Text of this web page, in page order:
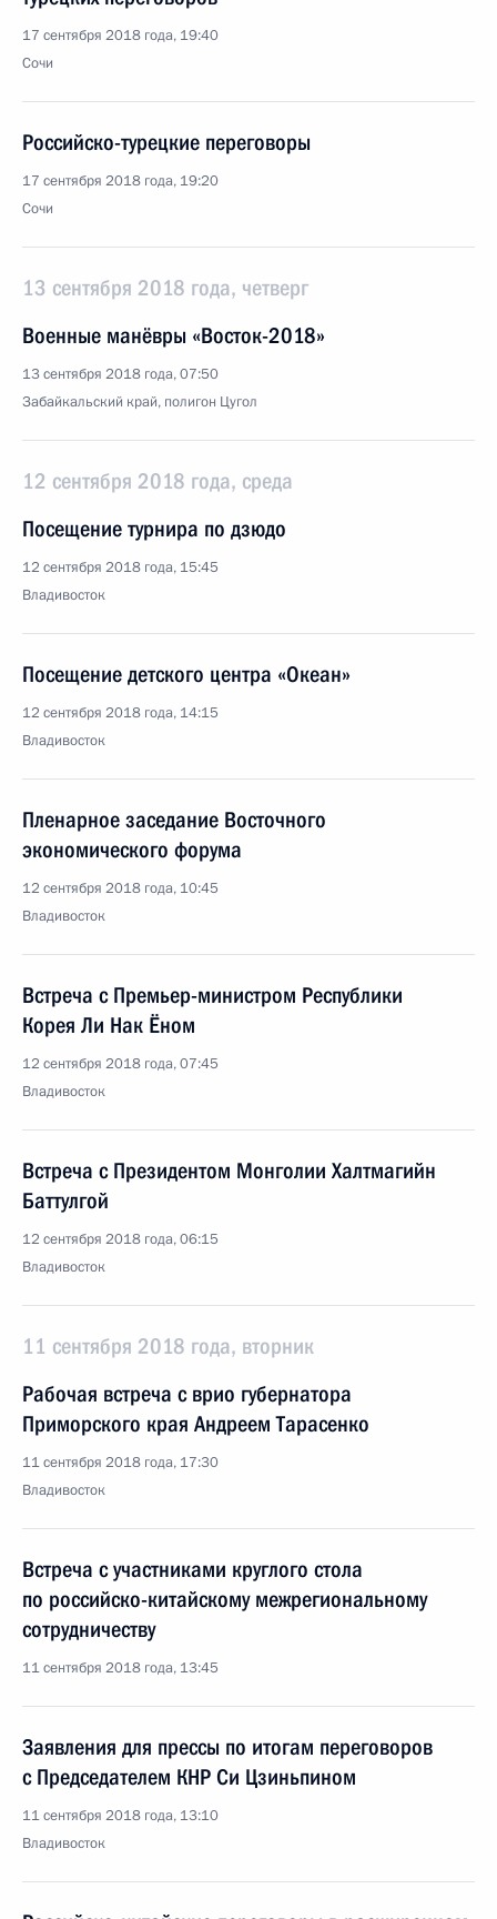
17 сентября 2018 года, 19:40
Сочи
Российско-турецкие переговоры
17 сентября 2018 года, 19:20
Сочи
13 сентября 2018 года, четверг
Военные манёвры «Восток-2018»
13 сентября 2018 года, 07:50
Забайкальский край, полигон Цугол
12 сентября 2018 года, среда
Посещение турнира по дзюдо
12 сентября 2018 года, 15:45
Владивосток
Посещение детского центра «Океан»
12 сентября 2018 года, 14:15
Владивосток
Пленарное заседание Восточного
экономического форума
12 сентября 2018 года, 10:45
Владивосток
Встреча с Премьер-министром Республики
Корея Ли Нак Ёном
12 сентября 2018 года, 07:45
Владивосток
Встреча с Президентом Монголии Халтмагийн
Баттулгой
12 сентября 2018 года, 06:15
Владивосток
11 сентября 2018 года, вторник
Рабочая встреча с врио губернатора
Приморского края Андреем Тарасенко
11 сентября 2018 года, 17:30
Владивосток
Встреча с участниками круглого стола
по российско-китайскому межрегиональному
сотрудничеству
11 сентября 2018 года, 13:45
Заявления для прессы по итогам переговоров
с Председателем КНР Си Цзиньпином
11 сентября 2018 года, 13:10
Владивосток